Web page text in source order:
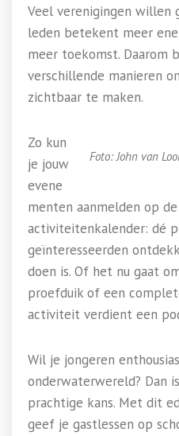
Veel verenigingen willen
leden betekent meer
meer toekomst. Daarom
verschillende manieren
zichtbaar te maken.
Foto: John van
Zo kun
je jouw
evene
menten aanmelden op
activiteitenkalender: dé
geïnteresseerden
doen is. Of het nu gaat
proefduik of een
activiteit verdient een
Wil je jongeren
onderwaterwereld? Dan
prachtige kans. Met dit
geef je gastlessen op